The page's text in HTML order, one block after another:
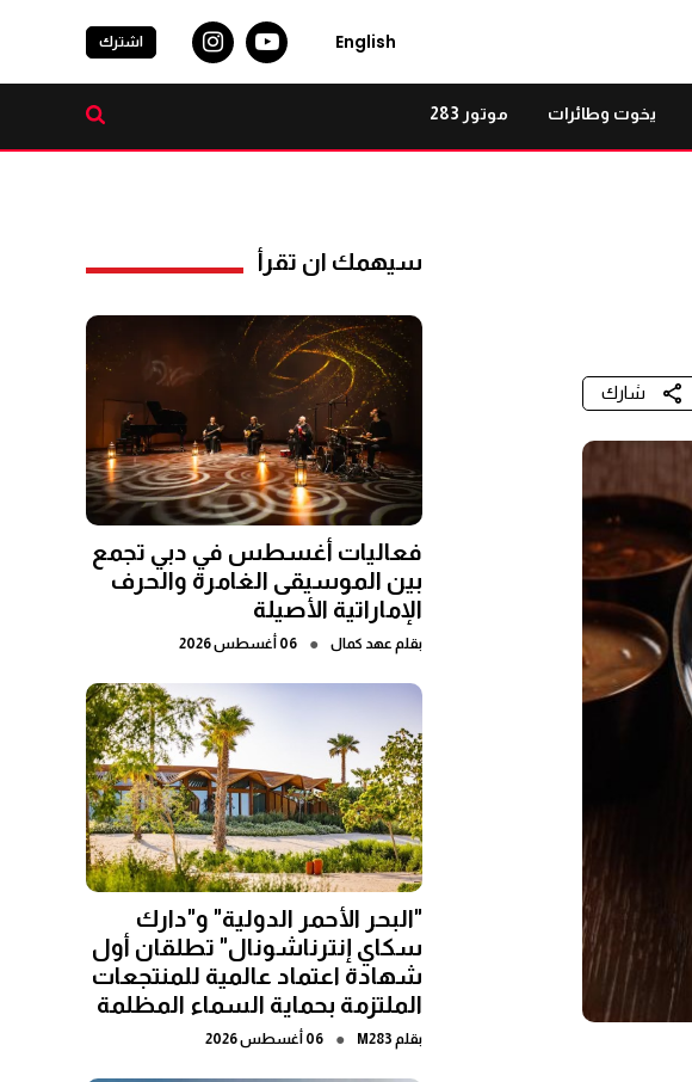
English اشترك
يخوت وطائرات موتور 283
شارك
سيهمك ان تقرأ
فعاليات أغسطس في دبي تجمع
بين الموسيقى الغامرة والحرف
الإماراتية الأصيلة
بقلم عهد كمال ● 06 أغسطس 2026
"البحر الأحمر الدولية" و"دارك
سكاي إنترناشونال" تطلقان أول
شهادة اعتماد عالمية للمنتجعات
الملتزمة بحماية السماء المظلمة
بقلم M283
● 06 أغسطس 2026